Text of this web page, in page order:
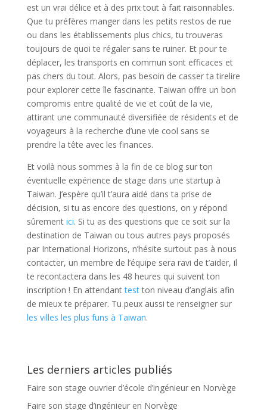
est un vrai délice et à des prix tout à fait raisonnables.
Que tu préfères manger dans les petits restos de rue
ou dans les établissements plus chics, tu trouveras
toujours de quoi te régaler sans te ruiner. Et pour te
déplacer, les transports en commun sont efficaces et
pas chers du tout. Alors, pas besoin de casser ta tirelire
pour explorer cette île fascinante. Taiwan offre un bon
compromis entre qualité de vie et coût de la vie,
attirant une communauté diversifiée de résidents et de
voyageurs à la recherche d’une vie cool sans se
prendre la tête avec les finances.
Et voilà nous sommes à la fin de ce blog sur ton
éventuelle expérience de stage dans une startup à
Taiwan. J’espère qu’il t’aura aidé dans ta prise de
décision, si tu as encore des questions, on y répond
sûrement ici. Si tu as des questions que ce soit sur la
destination de Taiwan ou tous autres pays proposés
par International Horizons, n’hésite surtout pas à nous
contacter, un membre de l’équipe sera ravi de t’aider, il
te recontactera dans les 48 heures qui suivent ton
inscription ! En attendanttestton niveau d’anglais afin
de mieux te préparer. Tu peux aussi te renseigner sur
les villes les plus funs à Taiwan.
Les derniers articles publiés
Faire son stage ouvrier d’école d’ingénieur en Norvège
Faire son stage d’ingénieur en Norvège